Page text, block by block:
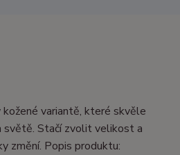
variantě, které skvěle
světě. Stačí zvolit velikost a
změní. Popis produktu: